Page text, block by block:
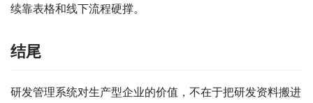
续靠表格和线下流程硬撑。
结尾
研发管理系统对生产型企业的价值，不在于把研发资料搬进